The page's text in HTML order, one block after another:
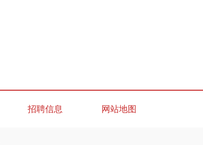
招聘信息 网站地图